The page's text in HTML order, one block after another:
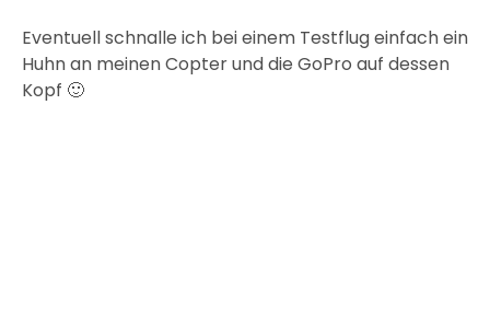
Eventuell schnalle ich bei einem Testflug einfach ein
Huhn an meinen Copter und die GoPro auf dessen
Kopf 🙂